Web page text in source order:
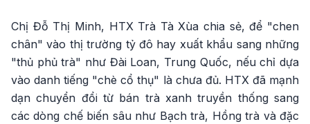
Chị Đỗ Thị Minh, HTX Trà Tà Xùa chia sẻ, để "chen
chân" vào thị trường tỷ đô hay xuất khẩu sang những
"thủ phủ trà" như Đài Loan, Trung Quốc, nếu chỉ dựa
vào danh tiếng "chè cổ thụ" là chưa đủ. HTX đã mạnh
dạn chuyển đổi từ bán trà xanh truyền thống sang
các dòng chế biến sâu như Bạch trà, Hồng trà và đặc